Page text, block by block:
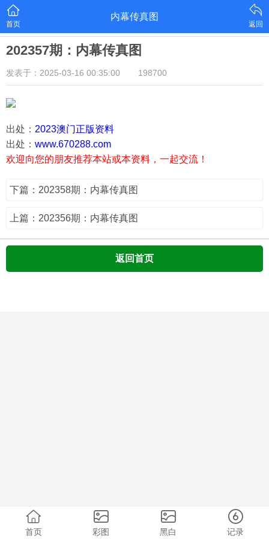
首页
内幕传真图
返回
202357期：内幕传真图
发表于：2025-03-16 00:35:00 198700
出处： 2023澳门正版资料
出处： www.670288.com
欢迎向您的朋友推荐本站或本资料，一起交流！
下篇：202358期：内幕传真图
上篇：202356期：内幕传真图
返回首页
首页 彩图 黑白 记录